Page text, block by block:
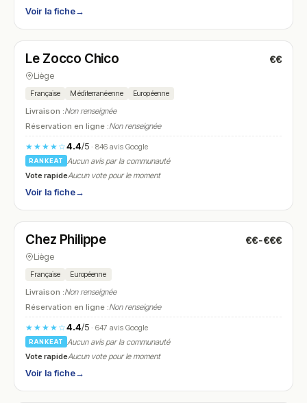
Voir la fiche→
N° 26
Le Zocco Chico €€
Liège
Française Méditerranéenne Européenne
Livraison :Non renseignée
Réservation en ligne :Non renseignée
★★★★☆4.4/5· 846 avis Google
RANKEAT
Aucun avis par la communauté
Vote rapideAucun vote pour le moment
Voir la fiche→
N° 27
Chez Philippe €€-€€€
Liège
Française Européenne
Livraison :Non renseignée
Réservation en ligne :Non renseignée
★★★★☆4.4/5· 647 avis Google
RANKEAT
Aucun avis par la communauté
Vote rapideAucun vote pour le moment
Voir la fiche→